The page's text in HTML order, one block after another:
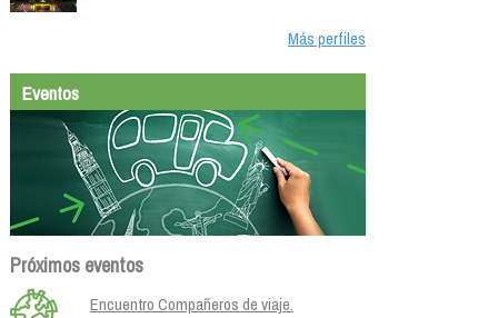
Más perfiles
Eventos
Próximos eventos
Encuentro Compañeros de viaje.